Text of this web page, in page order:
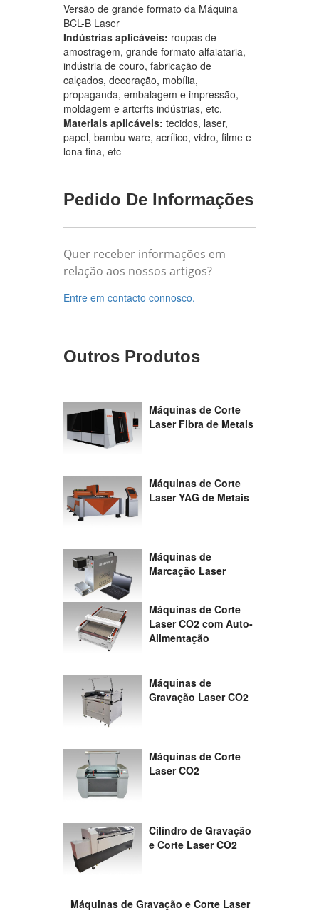
Versão de grande formato da Máquina
BCL-B Laser
Indústrias aplicáveis: roupas de
amostragem, grande formato alfaiataria,
indústria de couro, fabricação de
calçados, decoração, mobília,
propaganda, embalagem e impressão,
moldagem e artcrfts indústrias, etc.
Materiais aplicáveis: tecidos, laser,
papel, bambu ware, acrílico, vidro, filme e
lona fina, etc
Pedido De Informações
Quer receber informações em
relação aos nossos artigos?
Entre em contacto connosco.
Outros Produtos
Máquinas de Corte
Laser Fibra de Metais
Máquinas de Corte
Laser YAG de Metais
Máquinas de
Marcação Laser
Máquinas de Corte
Laser CO2 com Auto-
Alimentação
Máquinas de
Gravação Laser CO2
Máquinas de Corte
Laser CO2
Cilíndro de Gravação
e Corte Laser CO2
Máquinas de Gravação e Corte Laser